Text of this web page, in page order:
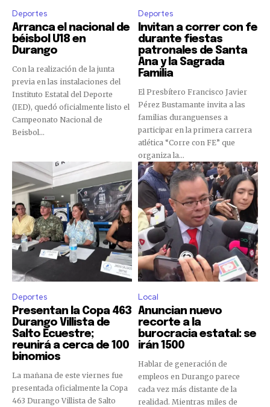
Deportes
Arranca el nacional de
béisbol U18 en
Durango
Con la realización de la junta
previa en las instalaciones del
Instituto Estatal del Deporte
(IED), quedó oficialmente listo el
Campeonato Nacional de
Beisbol...
Deportes
Invitan a correr con fe
durante fiestas
patronales de Santa
Ana y la Sagrada
Familia
El Presbítero Francisco Javier
Pérez Bustamante invita a las
familias duranguenses a
participar en la primera carrera
atlética “Corre con FE” que
organiza la...
Deportes
Presentan la Copa 463
Durango Villista de
Salto Ecuestre;
reunirá a cerca de 100
binomios
La mañana de este viernes fue
presentada oficialmente la Copa
463 Durango Villista de Salto
Local
Anuncian nuevo
recorte a la
burocracia estatal: se
irán 1500
Hablar de generación de
empleos en Durango parece
cada vez más distante de la
realidad. Mientras miles de